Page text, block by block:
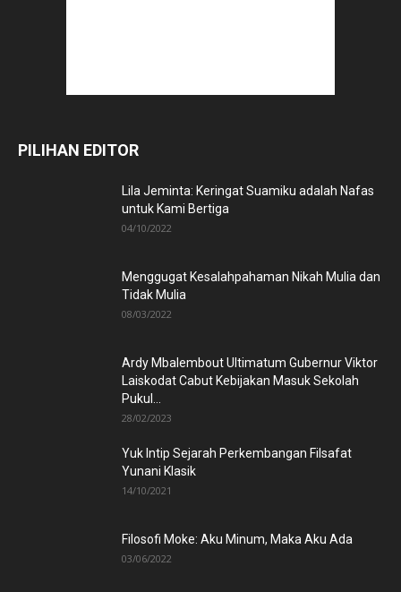
PILIHAN EDITOR
Lila Jeminta: Keringat Suamiku adalah Nafas
untuk Kami Bertiga
04/10/2022
Menggugat Kesalahpahaman Nikah Mulia dan
Tidak Mulia
08/03/2022
Ardy Mbalembout Ultimatum Gubernur Viktor
Laiskodat Cabut Kebijakan Masuk Sekolah
Pukul...
28/02/2023
Yuk Intip Sejarah Perkembangan Filsafat
Yunani Klasik
14/10/2021
Filosofi Moke: Aku Minum, Maka Aku Ada
03/06/2022